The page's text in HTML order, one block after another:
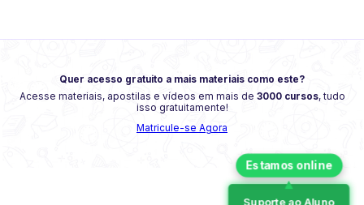
Quer acesso gratuito a mais materiais como este?
Acesse materiais, apostilas e vídeos em mais de 3000 cursos, tudo
isso gratuitamente!
Matricule-se Agora
Suporte ao Aluno